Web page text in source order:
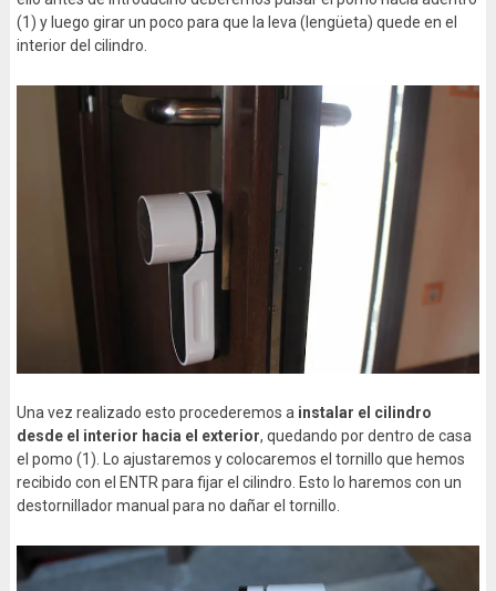
(1) y luego girar un poco para que la leva (lengüeta) quede en el
interior del cilindro.
Una vez realizado esto procederemos a instalar el cilindro
desde el interior hacia el exterior, quedando por dentro de casa
el pomo (1). Lo ajustaremos y colocaremos el tornillo que hemos
recibido con el ENTR para fijar el cilindro. Esto lo haremos con un
destornillador manual para no dañar el tornillo.